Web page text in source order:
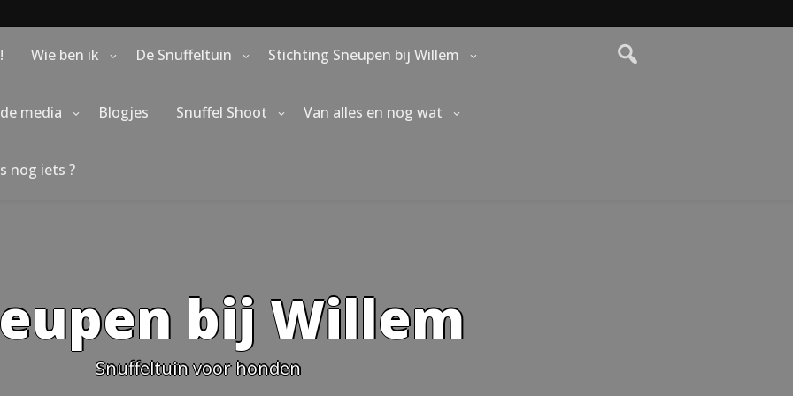
Wie ben ik De Snuffeltuin Stichting Sneupen bij Willem
media Blogjes Snuffel Shoot Van alles en nog wat
nog iets ?
bij Willem
Snuffeltuin voor honden